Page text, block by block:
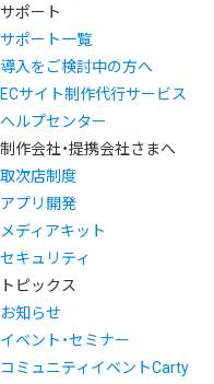
サポート
サポート一覧
導入をご検討中の方へ
ECサイト制作代行サービス
ヘルプセンター
制作会社・提携会社さまへ
取次店制度
アプリ開発
メディアキット
セキュリティ
トピックス
お知らせ
イベント・セミナー
コミュニティイベントCarty